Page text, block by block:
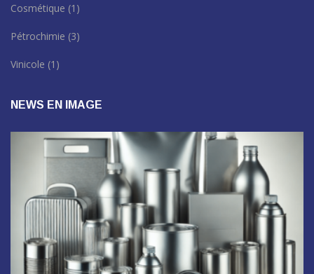
Cosmétique (1)
Pétrochimie (3)
Vinicole (1)
NEWS EN IMAGE